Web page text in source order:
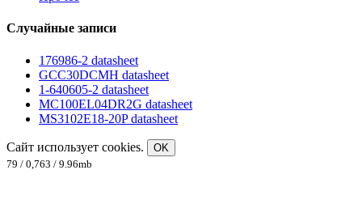
Случайные записи
176986-2 datasheet
GCC30DCMH datasheet
1-640605-2 datasheet
MC100EL04DR2G datasheet
MS3102E18-20P datasheet
Сайт использует cookies.
OK
79 / 0,763 / 9.96mb